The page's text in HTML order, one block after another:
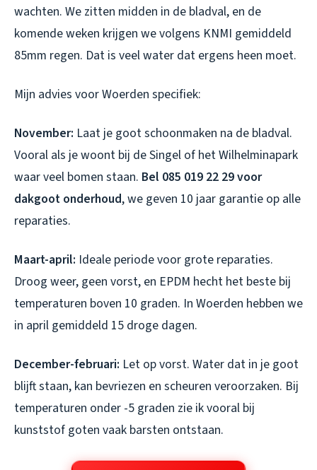
wachten. We zitten midden in de bladval, en de
komende weken krijgen we volgens KNMI gemiddeld
85mm regen. Dat is veel water dat ergens heen moet.
Mijn advies voor Woerden specifiek:
November: Laat je goot schoonmaken na de bladval.
Vooral als je woont bij de Singel of het Wilhelminapark
waar veel bomen staan. Bel 085 019 22 29 voor
dakgoot onderhoud, we geven 10 jaar garantie op alle
reparaties.
Maart-april: Ideale periode voor grote reparaties.
Droog weer, geen vorst, en EPDM hecht het beste bij
temperaturen boven 10 graden. In Woerden hebben we
in april gemiddeld 15 droge dagen.
December-februari: Let op vorst. Water dat in je goot
blijft staan, kan bevriezen en scheuren veroorzaken. Bij
temperaturen onder -5 graden zie ik vooral bij
kunststof goten vaak barsten ontstaan.